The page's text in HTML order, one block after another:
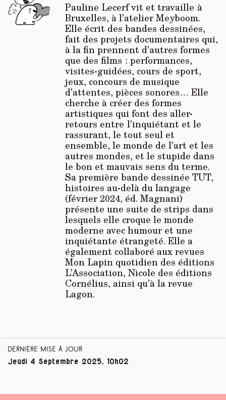
Pauline Lecerf vit et travaille à
Bruxelles, à l’atelier Meyboom.
Elle écrit des bandes dessinées,
fait des projets documentaires qui,
à la fin prennent d’autres formes
que des films : performances,
visites-guidées, cours de sport,
jeux, concours de musique
d’attentes, pièces sonores… Elle
cherche à créer des formes
artistiques qui font des aller-
retours entre l’inquiétant et le
rassurant, le tout seul et
ensemble, le monde de l’art et les
autres mondes, et le stupide dans
le bon et mauvais sens du terme.
Sa première bande dessinée TUT,
histoires au-delà du langage
(février 2024, éd. Magnani)
présente une suite de strips dans
lesquels elle croque le monde
moderne avec humour et une
inquiétante étrangeté. Elle a
également collaboré aux revues
Mon Lapin quotidiendes éditions
L’Association, Nicole des éditions
Cornélius, ainsi qu’à la revue
Lagon.
Dernière mise à jour
Jeudi 4 Septembre 2025, 10h02